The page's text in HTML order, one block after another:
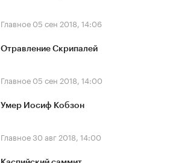
Главное 05 сен 2018, 14:06
Отравление Скрипалей
Главное 05 сен 2018, 14:00
Умер Иосиф Кобзон
Главное30 авг 2018, 14:00